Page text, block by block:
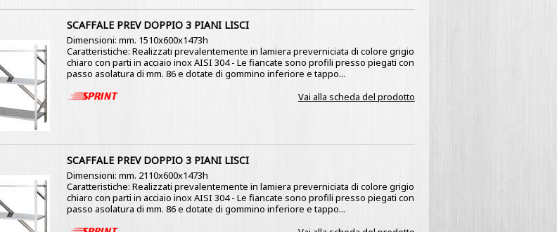
SCAFFALE PREV DOPPIO 3 PIANI LISCI
Dimensioni: mm. 1510x600x1473h
Caratteristiche: Realizzati prevalentemente in lamiera preverniciata di colore grigio
chiaro con parti in acciaio inox AISI 304 - Le fiancate sono profili presso piegati con
passo asolatura di mm. 86 e dotate di gommino inferiore e tappo...
Vai alla scheda del prodotto
SCAFFALE PREV DOPPIO 3 PIANI LISCI
Dimensioni: mm. 2110x600x1473h
Caratteristiche: Realizzati prevalentemente in lamiera preverniciata di colore grigio
chiaro con parti in acciaio inox AISI 304 - Le fiancate sono profili presso piegati con
passo asolatura di mm. 86 e dotate di gommino inferiore e tappo...